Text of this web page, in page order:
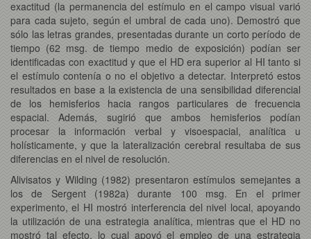
exactitud (la permanencia del estímulo en el campo visual varió
para cada sujeto, según el umbral de cada uno). Demostró que
sólo las letras grandes, presentadas durante un corto período de
tiempo (62 msg. de tiempo medio de exposición) podían ser
identificadas con exactitud y que el HD era superior al HI tanto si
el estímulo contenía o no el objetivo a detectar. Interpretó estos
resultados en base a la existencia de una sensibilidad diferencial
de los hemisferios hacia rangos particulares de frecuencia
espacial. Además, sugirió que ambos hemisferios podían
procesar la información verbal y visoespacial, analítica u
holísticamente, y que la lateralización cerebral resultaba de sus
diferencias en el nivel de resolución.
Alivisatos y Wilding (1982) presentaron estímulos semejantes a
los de Sergent (1982a) durante 100 msg. En el primer
experimento, el HI mostró interferencia del nivel local, apoyando
la utilización de una estrategia analítica, mientras que el HD no
mostró tal efecto, lo cual apoyó el empleo de una estrategia